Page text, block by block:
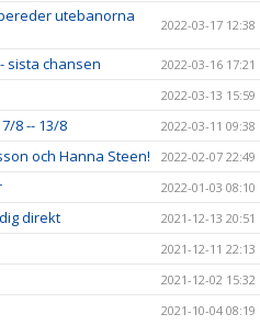
utebanorna
2022-03-17 12:38
sista chansen 2022-03-16 17:21
2022-03-13 15:59
8 -- 13/8 2022-03-11 09:38
och Hanna Steen! 2022-02-07 22:49
2022-01-03 08:10
direkt 2021-12-13 20:51
2021-12-11 22:13
2021-12-02 15:32
2021-10-04 08:19